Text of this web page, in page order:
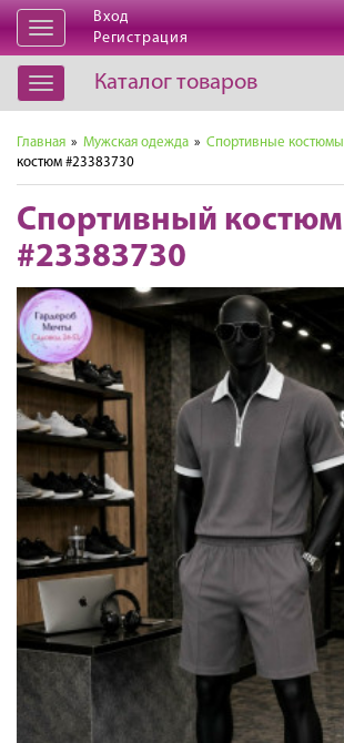
Открыть
навигацию
Вход
Регистрация
Открыть
навигацию
Каталог товаров
Главная » Мужская одежда » Спортивные костюмы
костюм #23383730
Спортивный костюм
#23383730